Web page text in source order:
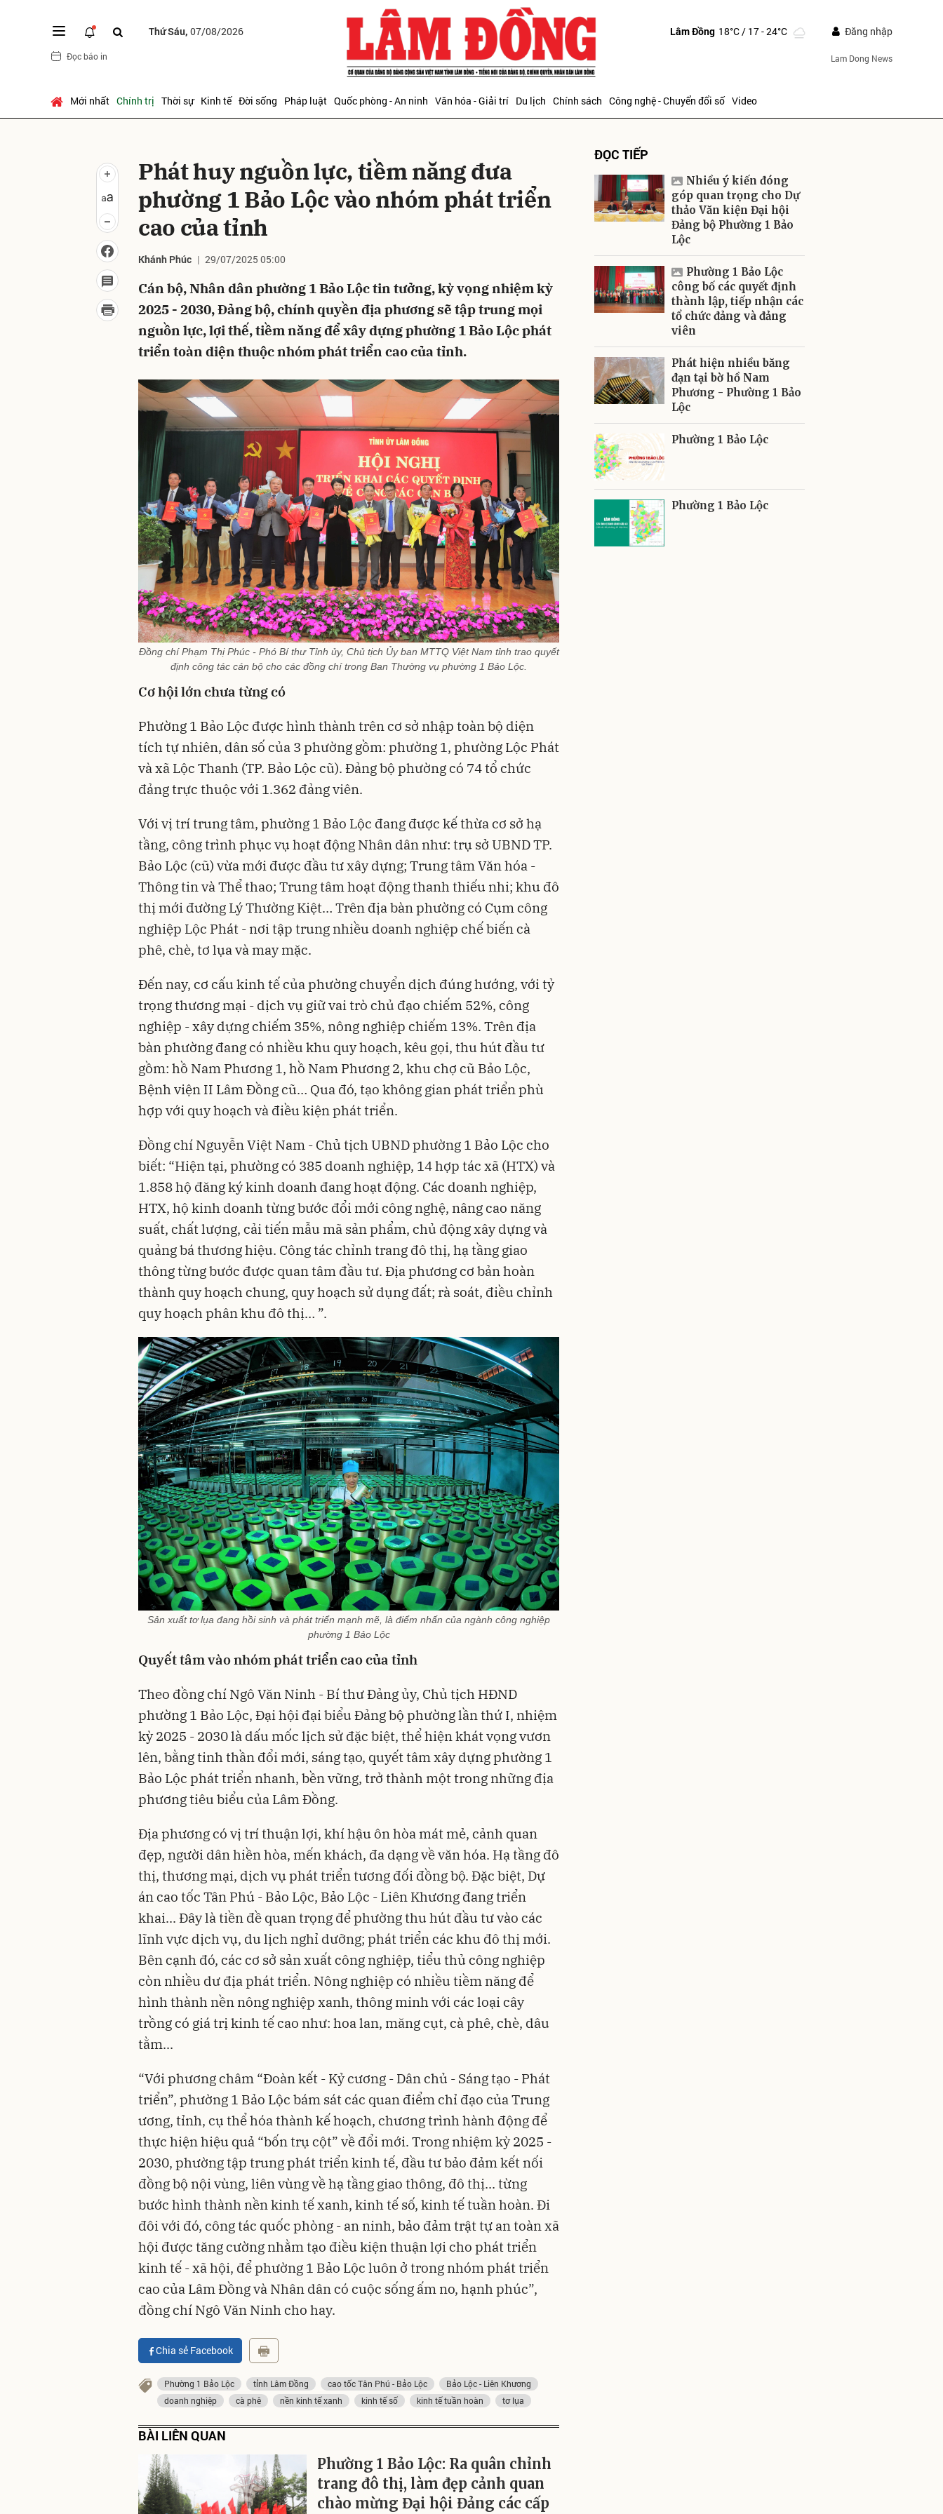
Thứ Sáu, 07/08/2026
Đọc báo in
Lâm Đồng 18°C/ 17 - 24°C Đăng nhập
Lam Dong News
Mới nhất Chính trị Thời sự Kinh tế Đời sống Pháp luật Quốc phòng - An ninh Văn hóa - Giải trí Du lịch Chính sách Công nghệ - Chuyển đổi số Video
Phát huy nguồn lực, tiềm năng đưa
phường 1 Bảo Lộc vào nhóm phát triển
cao của tỉnh
Khánh Phúc 29/07/2025 05:00
Cán bộ, Nhân dân phường 1 Bảo Lộc tin tưởng, kỳ vọng nhiệm kỳ
2025 - 2030, Đảng bộ, chính quyền địa phương sẽ tập trung mọi
nguồn lực, lợi thế, tiềm năng để xây dựng phường 1 Bảo Lộc phát
triển toàn diện thuộc nhóm phát triển cao của tỉnh.
Đồng chí Phạm Thị Phúc - Phó Bí thư Tỉnh ủy, Chủ tịch Ủy ban MTTQ Việt Nam tỉnh trao quyết
định công tác cán bộ cho các đồng chí trong Ban Thường vụ phường 1 Bảo Lộc.
Cơ hội lớn chưa từng có
Phường 1 Bảo Lộc được hình thành trên cơ sở nhập toàn bộ diện
tích tự nhiên, dân số của 3 phường gồm: phường 1, phường Lộc Phát
và xã Lộc Thanh (TP. Bảo Lộc cũ). Đảng bộ phường có 74 tổ chức
đảng trực thuộc với 1.362 đảng viên.
Với vị trí trung tâm, phường 1 Bảo Lộc đang được kế thừa cơ sở hạ
tầng, công trình phục vụ hoạt động Nhân dân như: trụ sở UBND TP.
Bảo Lộc (cũ) vừa mới được đầu tư xây dựng; Trung tâm Văn hóa -
Thông tin và Thể thao; Trung tâm hoạt động thanh thiếu nhi; khu đô
thị mới đường Lý Thường Kiệt… Trên địa bàn phường có Cụm công
nghiệp Lộc Phát - nơi tập trung nhiều doanh nghiệp chế biến cà
phê, chè, tơ lụa và may mặc.
Đến nay, cơ cấu kinh tế của phường chuyển dịch đúng hướng, với tỷ
trọng thương mại - dịch vụ giữ vai trò chủ đạo chiếm 52%, công
nghiệp - xây dựng chiếm 35%, nông nghiệp chiếm 13%. Trên địa
bàn phường đang có nhiều khu quy hoạch, kêu gọi, thu hút đầu tư
gồm: hồ Nam Phương 1, hồ Nam Phương 2, khu chợ cũ Bảo Lộc,
Bệnh viện II Lâm Đồng cũ… Qua đó, tạo không gian phát triển phù
hợp với quy hoạch và điều kiện phát triển.
Đồng chí Nguyễn Việt Nam - Chủ tịch UBND phường 1 Bảo Lộc cho
biết: “Hiện tại, phường có 385 doanh nghiệp, 14 hợp tác xã (HTX) và
1.858 hộ đăng ký kinh doanh đang hoạt động. Các doanh nghiệp,
HTX, hộ kinh doanh từng bước đổi mới công nghệ, nâng cao năng
suất, chất lượng, cải tiến mẫu mã sản phẩm, chủ động xây dựng và
quảng bá thương hiệu. Công tác chỉnh trang đô thị, hạ tầng giao
thông từng bước được quan tâm đầu tư. Địa phương cơ bản hoàn
thành quy hoạch chung, quy hoạch sử dụng đất; rà soát, điều chỉnh
quy hoạch phân khu đô thị… ”.
Sản xuất tơ lụa đang hồi sinh và phát triển mạnh mẽ, là điểm nhấn của ngành công nghiệp
phường 1 Bảo Lộc
Quyết tâm vào nhóm phát triển cao của tỉnh
Theo đồng chí Ngô Văn Ninh - Bí thư Đảng ủy, Chủ tịch HĐND
phường 1 Bảo Lộc, Đại hội đại biểu Đảng bộ phường lần thứ I, nhiệm
kỳ 2025 - 2030 là dấu mốc lịch sử đặc biệt, thể hiện khát vọng vươn
lên, bằng tinh thần đổi mới, sáng tạo, quyết tâm xây dựng phường 1
Bảo Lộc phát triển nhanh, bền vững, trở thành một trong những địa
phương tiêu biểu của Lâm Đồng.
Địa phương có vị trí thuận lợi, khí hậu ôn hòa mát mẻ, cảnh quan
đẹp, người dân hiền hòa, mến khách, đa dạng về văn hóa. Hạ tầng đô
thị, thương mại, dịch vụ phát triển tương đối đồng bộ. Đặc biệt, Dự
án cao tốc Tân Phú - Bảo Lộc, Bảo Lộc - Liên Khương đang triển
khai... Đây là tiền đề quan trọng để phường thu hút đầu tư vào các
lĩnh vực dịch vụ, du lịch nghỉ dưỡng; phát triển các khu đô thị mới.
Bên cạnh đó, các cơ sở sản xuất công nghiệp, tiểu thủ công nghiệp
còn nhiều dư địa phát triển. Nông nghiệp có nhiều tiềm năng để
hình thành nền nông nghiệp xanh, thông minh với các loại cây
trồng có giá trị kinh tế cao như: hoa lan, măng cụt, cà phê, chè, dâu
tằm...
“Với phương châm “Đoàn kết - Kỷ cương - Dân chủ - Sáng tạo - Phát
triển”, phường 1 Bảo Lộc bám sát các quan điểm chỉ đạo của Trung
ương, tỉnh, cụ thể hóa thành kế hoạch, chương trình hành động để
thực hiện hiệu quả “bốn trụ cột” về đổi mới. Trong nhiệm kỳ 2025 -
2030, phường tập trung phát triển kinh tế, đầu tư bảo đảm kết nối
đồng bộ nội vùng, liên vùng về hạ tầng giao thông, đô thị... từng
bước hình thành nền kinh tế xanh, kinh tế số, kinh tế tuần hoàn. Đi
đôi với đó, công tác quốc phòng - an ninh, bảo đảm trật tự an toàn xã
hội được tăng cường nhằm tạo điều kiện thuận lợi cho phát triển
kinh tế - xã hội, để phường 1 Bảo Lộc luôn ở trong nhóm phát triển
cao của Lâm Đồng và Nhân dân có cuộc sống ấm no, hạnh phúc”,
đồng chí Ngô Văn Ninh cho hay.
Chia sẻ Facebook
Phường 1 Bảo Lộc tỉnh Lâm Đồng cao tốc Tân Phú - Bảo Lộc
Bảo Lộc - Liên Khương
doanh nghiệp
cà phê nền kinh tế xanh kinh tế số kinh tế tuần hoàn tơ lụa
BÀI LIÊN QUAN
Phường 1 Bảo Lộc: Ra quân chỉnh
trang đô thị, làm đẹp cảnh quan
chào mừng Đại hội Đảng các cấp
ĐỌC TIẾP
Nhiều ý kiến đóng
góp quan trọng cho Dự
thảo Văn kiện Đại hội
Đảng bộ Phường 1 Bảo
Lộc
Phường 1 Bảo Lộc
công bố các quyết định
thành lập, tiếp nhận các
tổ chức đảng và đảng
viên
Phát hiện nhiều băng
đạn tại bờ hồ Nam
Phương - Phường 1 Bảo
Lộc
Phường 1 Bảo Lộc
Phường 1 Bảo Lộc
Gửi bình luận